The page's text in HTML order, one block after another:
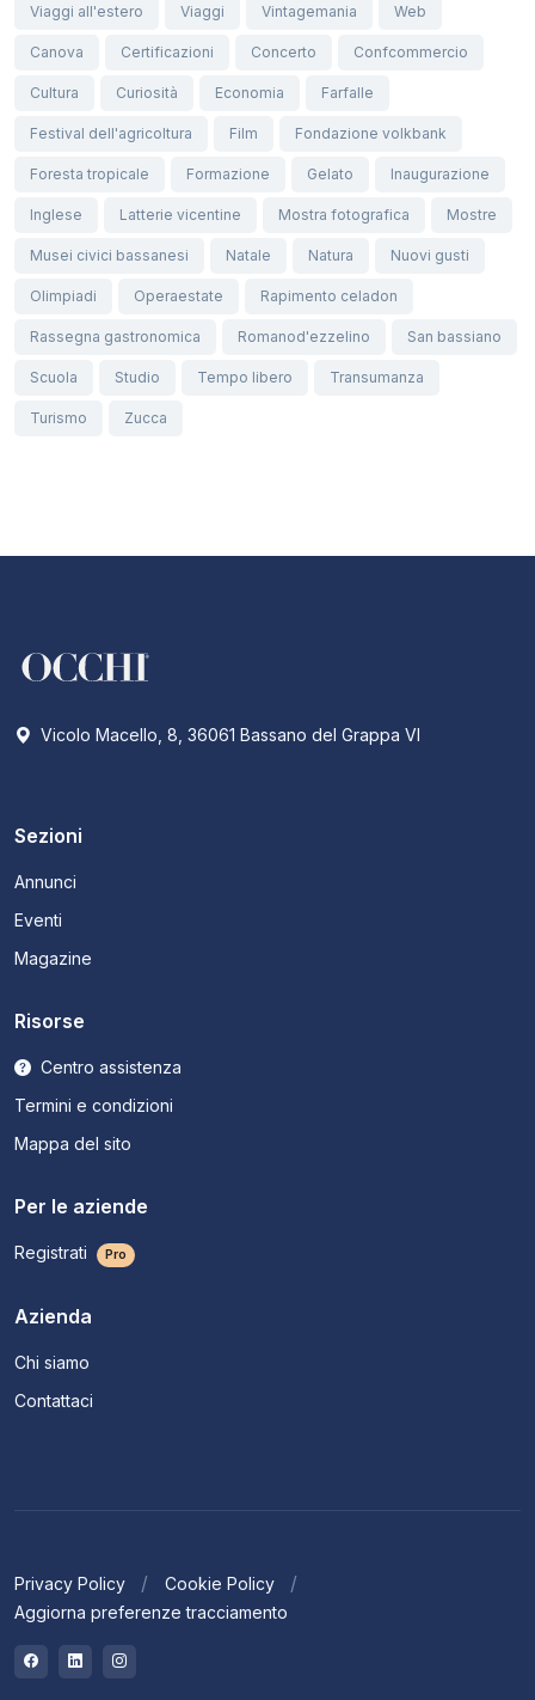
Viaggi all'estero Viaggi Vintagemania Web
Canova Certificazioni Concerto Confcommercio
Cultura Curiosità Economia Farfalle
Festival dell'agricoltura Film Fondazione volkbank
Foresta tropicale Formazione Gelato Inaugurazione
Inglese Latterie vicentine Mostra fotografica Mostre
Musei civici bassanesi Natale Natura Nuovi gusti
Olimpiadi Operaestate Rapimento celadon
Rassegna gastronomica Romanod'ezzelino San bassiano
Scuola Studio Tempo libero Transumanza
Turismo Zucca
Vicolo Macello, 8, 36061 Bassano del Grappa VI
Sezioni
Annunci
Eventi
Magazine
Risorse
Centro assistenza
Termini e condizioni
Mappa del sito
Per le aziende
Registrati Pro
Azienda
Chi siamo
Contattaci
Privacy Policy
Cookie Policy
Aggiorna preferenze tracciamento